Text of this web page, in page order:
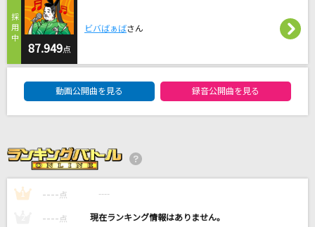
ヨルシカ
とてと
[生音]世田谷ラブストーリー
back number
Forever...
savage genius
ララバイ
RADWIMPS
87.949点
ビバばぁばさん
動画公開曲を見る 録音公開曲を見る
1 ---- 点 ----
---- 点 ----